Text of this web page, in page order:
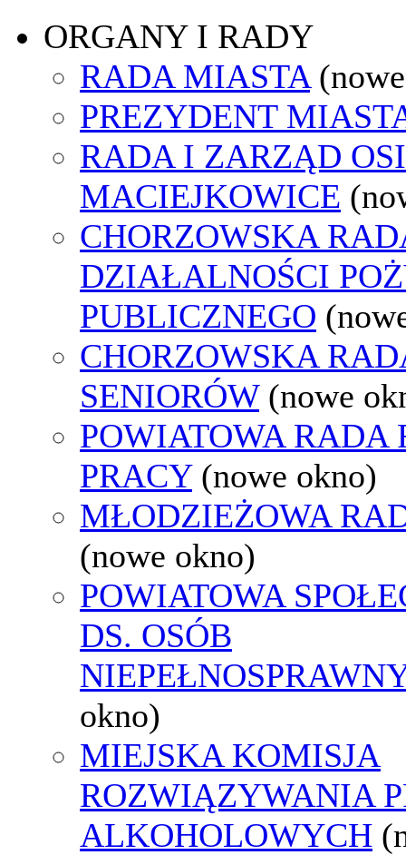
ORGANY I RADY
RADA MIASTA
PREZYDENT
RADA I ZARZĄD
MACIEJKOWICE
CHORZOWSKA
DZIAŁALNOŚCI
PUBLICZNEGO
CHORZOWSKA
SENIORÓW (nowe
POWIATOWA RADA
PRACY (nowe okno)
MŁODZIEŻOWA
(nowe okno)
POWIATOWA
DS. OSÓB
okno)
MIEJSKA KOMISJA
ROZWIĄZYWANIA
ALKOHOLOWYCH